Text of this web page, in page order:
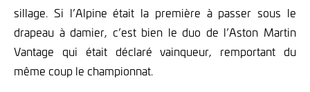
sillage. Si l’Alpine était la première à passer sous le
drapeau à damier, c’est bien le duo de l’Aston Martin
Vantage qui était déclaré vainqueur, remportant du
même coup le championnat.